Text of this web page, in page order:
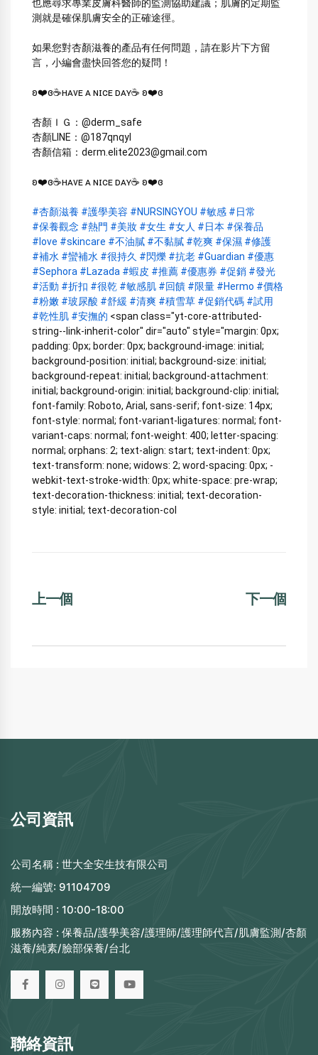
也應尋求專業皮膚科醫師的監測協助建議；肌膚的定期監
測就是確保肌膚安全的正確途徑。
如果您對杏顏滋養的產品有任何問題，請在影片下方留
言，小編會盡快回答您的疑問！
ʚ❤️ɞ☕️ʜᴀᴠᴇ ᴀ ɴɪᴄᴇ ᴅᴀʏ☕️ ʚ❤️ɞ
杏顏ＩＧ：@derm_safe
杏顏LINE：@187qnqyl
杏顏信箱：derm.elite2023@gmail.com
ʚ❤️ɞ☕️ʜᴀᴠᴇ ᴀ ɴɪᴄᴇ ᴅᴀʏ☕️ ʚ❤️ɞ
#杏顏滋養 #護學美容 #NURSINGYOU #敏感 #日常
#保養觀念 #熱門 #美妝 #女生 #女人 #日本 #保養品
#love #skincare #不油膩 #不黏膩 #乾爽 #保濕 #修護
#補水 #蠻補水 #很持久 #閃爍 #抗老 #Guardian #優惠
#Sephora #Lazada #蝦皮 #推薦 #優惠券 #促銷 #發光
#活動 #折扣 #很乾 #敏感肌 #回饋 #限量 #Hermo #價格
#粉嫩 #玻尿酸 #舒緩 #清爽 #積雪草 #促銷代碼 #試用
#乾性肌 #安撫的 <span class="yt-core-attributed-
string--link-inherit-color" dir="auto" style="margin: 0px;
padding: 0px; border: 0px; background-image: initial;
background-position: initial; background-size: initial;
background-repeat: initial; background-attachment:
initial; background-origin: initial; background-clip: initial;
font-family: Roboto, Arial, sans-serif; font-size: 14px;
font-style: normal; font-variant-ligatures: normal; font-
variant-caps: normal; font-weight: 400; letter-spacing:
normal; orphans: 2; text-align: start; text-indent: 0px;
text-transform: none; widows: 2; word-spacing: 0px; -
webkit-text-stroke-width: 0px; white-space: pre-wrap;
text-decoration-thickness: initial; text-decoration-
style: initial; text-decoration-col
上一個 下一個
公司資訊
公司名稱 : 世大全安生技有限公司
統一編號: 91104709
開放時間 : 10:00-18:00
服務內容 : 保養品/護學美容/護理師/護理師代言/肌膚監測/杏顏
滋養/純素/臉部保養/台北
聯絡資訊